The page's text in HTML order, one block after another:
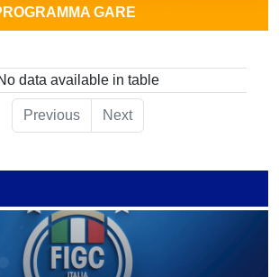
GARE
data available in table
Previous Next